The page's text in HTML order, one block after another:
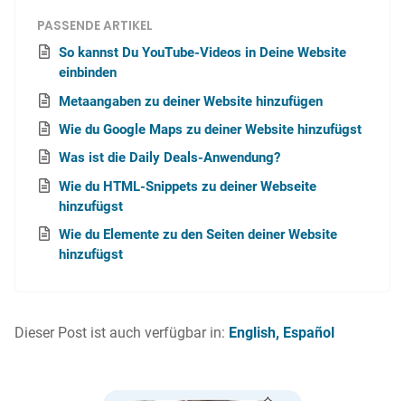
PASSENDE ARTIKEL
So kannst Du YouTube-Videos in Deine Website
einbinden
Metaangaben zu deiner Website hinzufügen
Wie du Google Maps zu deiner Website hinzufügst
Was ist die Daily Deals-Anwendung?
Wie du HTML-Snippets zu deiner Webseite
hinzufügst
Wie du Elemente zu den Seiten deiner Website
hinzufügst
Dieser Post ist auch verfügbar in: English Español